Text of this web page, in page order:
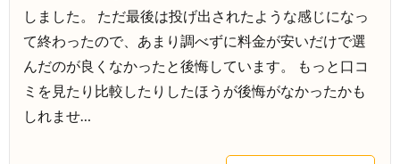
しました。 ただ最後は投げ出されたような感じになっ
て終わったので、あまり調べずに料金が安いだけで選
んだのが良くなかったと後悔しています。 もっと口コ
ミを見たり比較したりしたほうが後悔がなかったかも
しれませ…